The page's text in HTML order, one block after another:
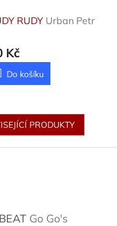
RUDY Urban Petr
Kč
Do košíku
PRODUKTY
Go Go's